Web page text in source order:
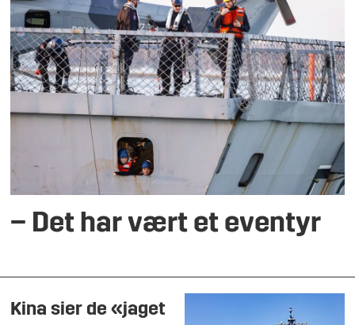
– Det har vært et eventyr
Kina sier de «jaget